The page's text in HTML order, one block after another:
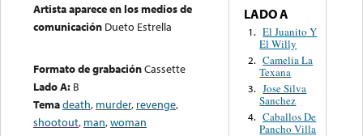
Artista aparece en los medios de
comunicación Dueto Estrella
Formato de grabaciónCassette
Lado A: B
Temadeath, murder, revenge,
shootout, man,woman
LADO A
1. El Juanito Y
El Willy
2. Camelia La
Texana
3. Jose Silva
Sanchez
4. Caballos De
Pancho Villa